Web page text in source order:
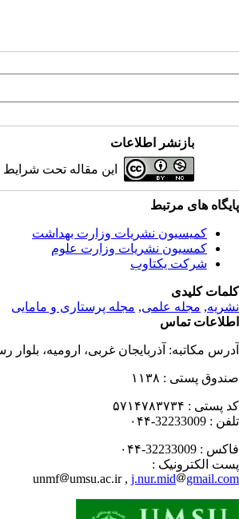
بازنشر اطلاعات
این مقاله تحت شرایط
پایگاه های مرتبط
کمیسیون نشریات وزارت بهداشت
کمسیون نشریات وزارت علوم
شرکت یکتاوب
کلمات کلیدی
نشریه, مجله علمی, مجله پرستاری و مامایی
اطلاعات تماس
آدرس مکاتبه: آذربایجان غربی، ارومیه،
صندوق پستی : ۱۱۳۸
کد پستی : ۵۷۱۴۷۸۳۷۳۴
تلفن : 32233009-۰۴۴
فاکس : 32233009-۰۴۴
پست الکترونیک :
unmf
umsu.ac.ir , j.nur.mid gmail.com